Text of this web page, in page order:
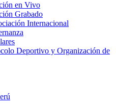
en Vivo
Grabado
Internacional
Deportivo y Organización de